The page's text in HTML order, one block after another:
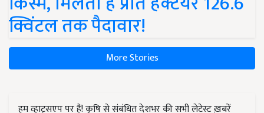
क्विंटल तक पैदावार!
More Stories
हम व्हाट्सएप पर हैं! कृषि से संबंधित देशभर की सभी लेटेस्ट ख़बरें